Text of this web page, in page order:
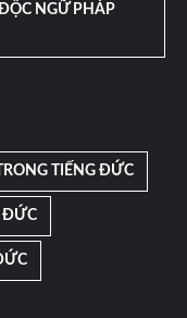
NGỮ PHÁP
TIẾNG ĐỨC
ĐỨC